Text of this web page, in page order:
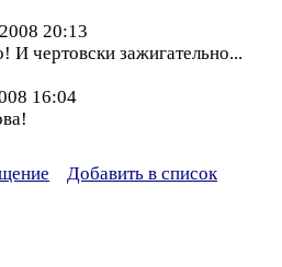
20:13
И чертовски зажигательно...
16:04
Добавить в список